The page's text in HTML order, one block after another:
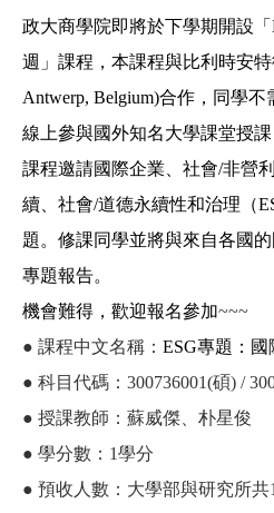
政大商學院即將於下學期開設「
週」課程，本課程與比利時安
Antwerp, Belgium)合作，同學不
線上參與國外知名大學課堂授課
課程邀請國際企業、社會/非營
續、社會/道德永續性和治理（
題。修課同學並將與來自各國
專題報告。
機會難得，歡迎報名參加~~~
● 課程中文名稱： ESG專題：國
● 科目代碼：300736001(碩) /
● 授課教師：蘇威傑、朴星俊
● 學分數：1學分
● 預收人數：大學部與研究所共